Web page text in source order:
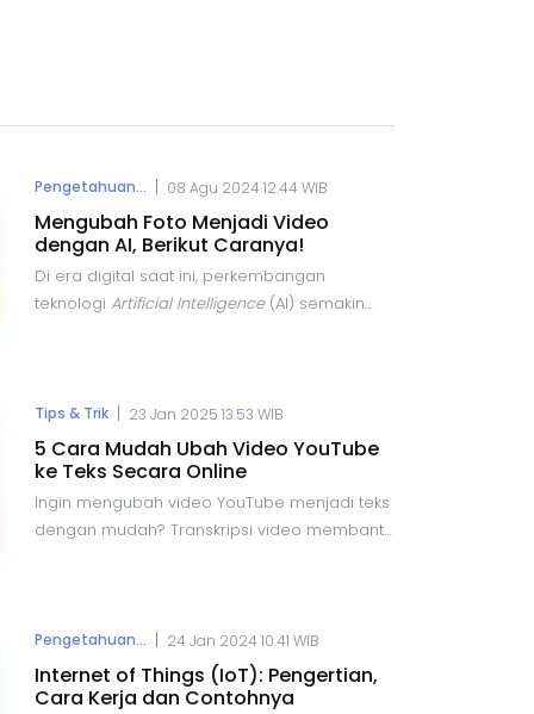
Pengetahuan... 08 Agu 2024 12.44 WIB
Mengubah Foto Menjadi Video
dengan AI, Berikut Caranya!
Di era digital saat ini, perkembangan
teknologi Artificial Intelligence(AI) semakin
kemampuan untuk mengubah foto menjadi
video dengan bantuan AI.
Tips & Trik 23 Jan 2025 13.53 WIB
5 Cara Mudah Ubah Video YouTube
ke Teks Secara Online
Ingin mengubah video YouTube menjadi teks
dengan mudah? Transkripsi video membantu
dengan cepat dan akurat, menggunakan
berbagai alat yang tersedia secara gratis
maupun berbayar.
Pengetahuan... 24 Jan 2024 10.41 WIB
Internet of Things (IoT): Pengertian,
Cara Kerja dan Contohnya